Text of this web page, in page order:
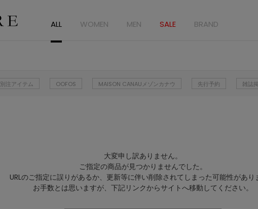
ALL WOMEN MEN SALE BRAND
別注アイテム OOFOS MAISON CANAUメゾンカナウ 先行予約 雑誌
大変申し訳ありません。
ご指定の商品が見つかりませんでした。
URLのご指定に誤りがあるか、更新等に伴い削除されてしまった可能性があり
お手数とは思いますが、下記リンクからサイトへ移動してください。